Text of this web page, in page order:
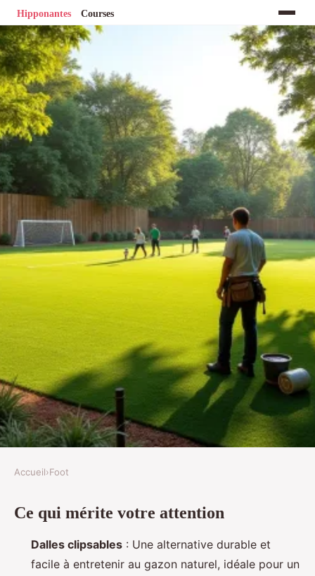
Aménager un terrain de foot
extérieur durable : revêtements
et budget
Accueil›Foot
Ce qui mérite votre attention
Dalles clipsables : Une alternative durable et
facile à entretenir au gazon naturel, idéale pour un